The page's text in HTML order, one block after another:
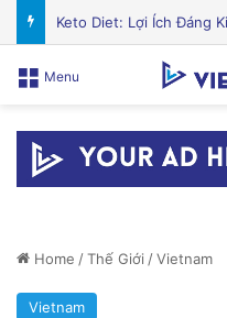
Menu
Home /Thế Giới /Vietnam
Vietnam